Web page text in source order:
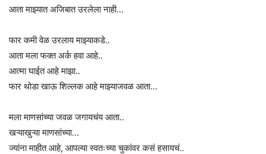
आता माझ्यात अजिबात उरलेला नाही…
फार कमी वेळ उरलाय माझ्याकडे..
आता मला फक्त अर्क हवा आहे..
आत्मा घाईत आहे माझा..
फार थोडा खाऊ शिल्लक आहे माझ्याजवळ आता…
मला माणसांच्या जवळ जगायचंय आता..
खऱ्याखुऱ्या माणसांच्या…
ज्यांना माहीत आहे, आपल्या स्वतःच्या चुकांवर कसं हसायचं..